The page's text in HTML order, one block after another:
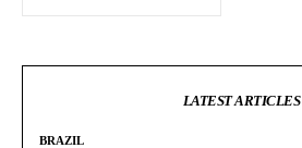
LATEST ARTICLES
BRAZIL